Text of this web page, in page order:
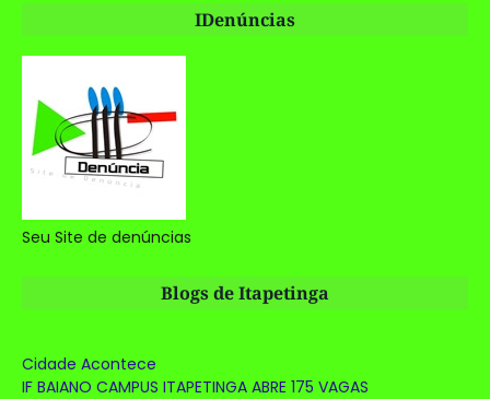
IDenúncias
Seu Site de denúncias
Blogs de Itapetinga
Cidade Acontece
IF BAIANO CAMPUS ITAPETINGA ABRE 175 VAGAS